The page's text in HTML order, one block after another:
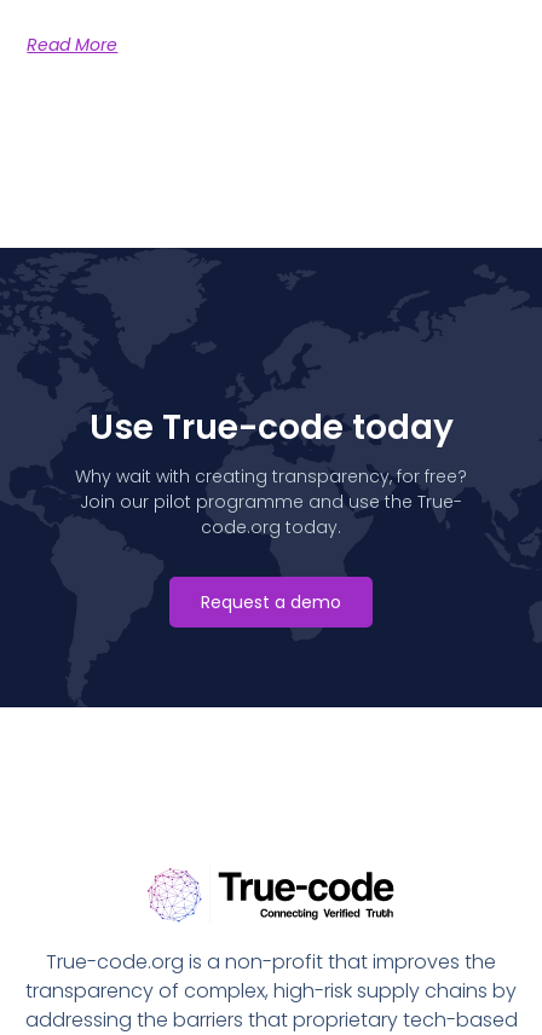
Read More
Use True-code today
Why wait with creating transparency, for free?
Join our pilot programme and use the True-
code.org today.
Request a demo
True-code.org is a non-profit that improves the
transparency of complex, high-risk supply chains by
addressing the barriers that proprietary tech-based